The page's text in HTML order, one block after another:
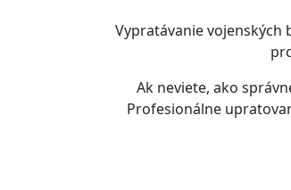
Vypratávanie vojenských
Ak neviete, ako
Profesionálne